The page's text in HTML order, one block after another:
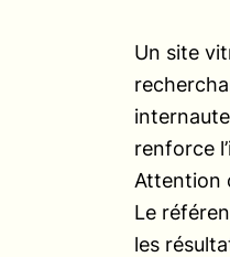
Un site
renforce
Attention
Le
les